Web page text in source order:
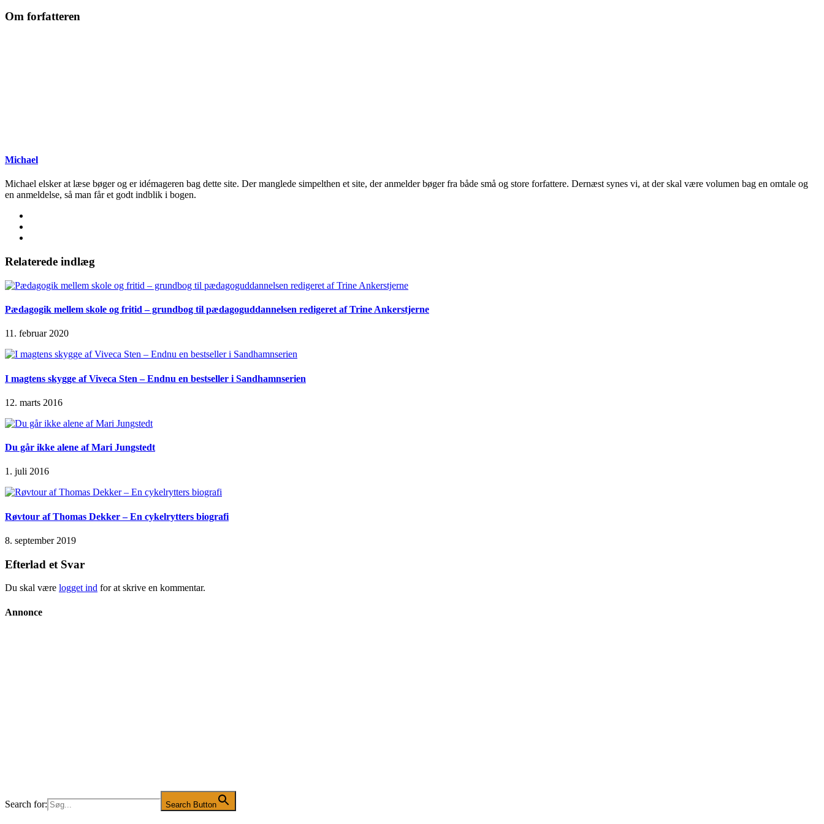
Om forfatteren
Michael
Michael elsker at læse bøger og er idémageren bag dette site. Der manglede simpelthen et site, der anmelder bøger fra både små og store forfattere. Dernæst synes vi, at der skal være volumen bag en omtale og
en anmeldelse, så man får et godt indblik i bogen.
Relaterede indlæg
Pædagogik mellem skole og fritid – grundbog til pædagoguddannelsen redigeret af Trine Ankerstjerne
11. februar 2020
I magtens skygge af Viveca Sten – Endnu en bestseller i Sandhamnserien
12. marts 2016
Du går ikke alene af Mari Jungstedt
1. juli 2016
Røvtour af Thomas Dekker – En cykelrytters biografi
8. september 2019
Efterlad et Svar
Du skal være logget ind for at skrive en kommentar.
Annonce
Search for: Search Button